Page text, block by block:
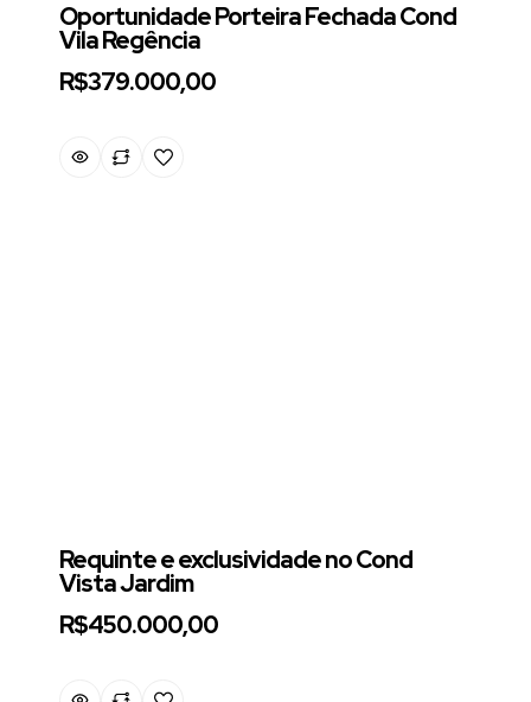
Oportunidade Porteira Fechada Cond
Vila Regência
R$379.000,00
Requinte e exclusividade no Cond
Vista Jardim
R$450.000,00